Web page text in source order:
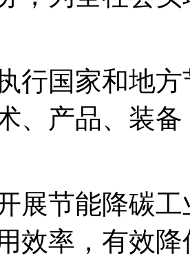
行国家和地
、产品、装
展节能降碳
效率，有效